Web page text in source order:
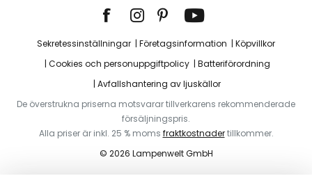
Sekretessinställningar Företagsinformation
Köpvillkor
Cookies och personuppgiftpolicy
Batteriförordning
Avfallshantering av ljuskällor
De överstrukna priserna motsvarar tillverkarens rekommenderade
försäljningspris.
Alla priser är inkl. 25 % moms fraktkostnadertillkommer.
© 2026 Lampenwelt GmbH